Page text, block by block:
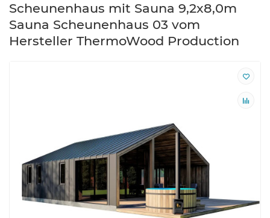
Scheunenhaus mit Sauna 9,2x8,0m
Sauna Scheunenhaus 03 vom
Hersteller ThermoWood Production